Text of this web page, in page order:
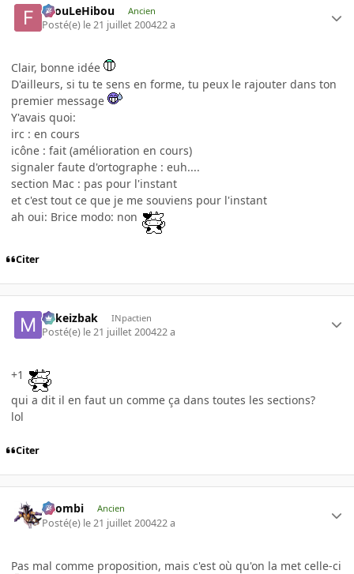
FilouLeHibou Ancien
Posté(e) le 21 juillet 200422 a
Clair, bonne idée
D'ailleurs, si tu te sens en forme, tu peux le rajouter dans ton
premier message
Y'avais quoi:
irc : en cours
icône : fait (amélioration en cours)
signaler faute d'ortographe : euh....
section Mac : pas pour l'instant
et c'est tout ce que je me souviens pour l'instant
ah oui: Brice modo: non
Citer
Mikeizbak INpactien
Posté(e) le 21 juillet 200422 a
+1
qui a dit il en faut un comme ça dans toutes les sections?
lol
Citer
XZombi Ancien
Posté(e) le 21 juillet 200422 a
Pas mal comme proposition, mais c'est où qu'on la met celle-ci